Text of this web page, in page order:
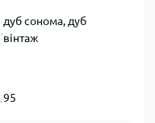
дуб сонома, дуб
вінтаж
95